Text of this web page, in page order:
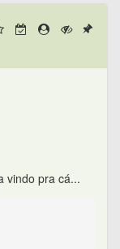
vindo pra cá...